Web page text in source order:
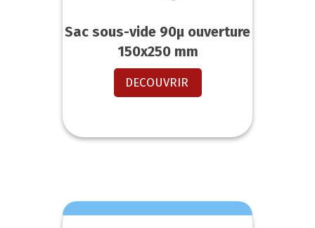
Sac sous-vide 90µ ouverture
150x250 mm
DECOUVRIR